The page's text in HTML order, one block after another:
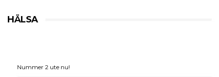
HÄLSA
Nummer 2 ute nu!